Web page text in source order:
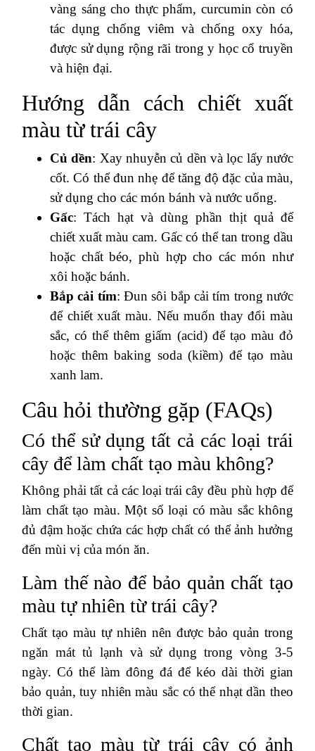
vàng sáng cho thực phẩm, curcumin còn có
tác dụng chống viêm và chống oxy hóa,
được sử dụng rộng rãi trong y học cổ truyền
và hiện đại.
Hướng dẫn cách chiết xuất
màu từ trái cây
Củ dền: Xay nhuyễn củ dền và lọc lấy nước
cốt. Có thể đun nhẹ để tăng độ đặc của màu,
sử dụng cho các món bánh và nước uống.
Gấc: Tách hạt và dùng phần thịt quả để
chiết xuất màu cam. Gấc có thể tan trong dầu
hoặc chất béo, phù hợp cho các món như
xôi hoặc bánh.
Bắp cải tím: Đun sôi bắp cải tím trong nước
để chiết xuất màu. Nếu muốn thay đổi màu
sắc, có thể thêm giấm (acid) để tạo màu đỏ
hoặc thêm baking soda (kiềm) để tạo màu
xanh lam​.
Câu hỏi thường gặp (FAQs)
Có thể sử dụng tất cả các loại trái
cây để làm chất tạo màu không?
Không phải tất cả các loại trái cây đều phù hợp để
làm chất tạo màu. Một số loại có màu sắc không
đủ đậm hoặc chứa các hợp chất có thể ảnh hưởng
đến mùi vị của món ăn.
Làm thế nào để bảo quản chất tạo
màu tự nhiên từ trái cây?
Chất tạo màu tự nhiên nên được bảo quản trong
ngăn mát tủ lạnh và sử dụng trong vòng 3-5
ngày. Có thể làm đông đá để kéo dài thời gian
bảo quản, tuy nhiên màu sắc có thể nhạt dần theo
thời gian.
Chất tạo màu từ trái cây có ảnh